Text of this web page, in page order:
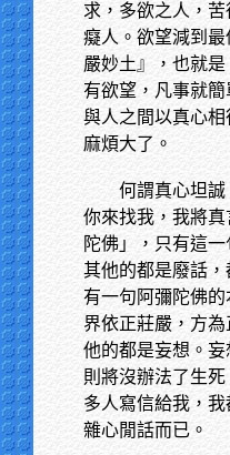
求，多欲之人，
癡人。欲望減到
嚴妙土』，也就
有欲望，凡事就
與人之間以真心
麻煩大了。
何謂真心坦誠
你來找我，我將
陀佛」，只有這
其他的都是廢話
有一句阿彌陀佛
界依正莊嚴，方
他的都是妄想。
則將沒辦法了生
多人寫信給我，
雜心閒話而已。